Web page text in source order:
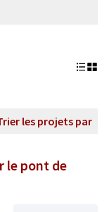
les projets par
le pont de